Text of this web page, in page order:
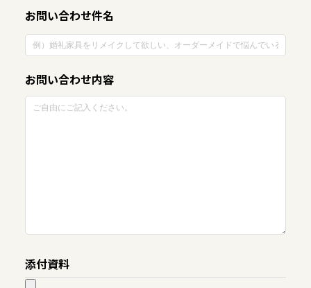
お問い合わせ件名
お問い合わせ内容
添付資料